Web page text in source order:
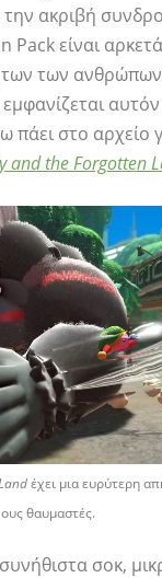
ακριβή
Pack είναι
των
πάει στο αρχείο
and the Forgotten
έχει μια ευρύτερη
θαυμαστές.
σοκ,